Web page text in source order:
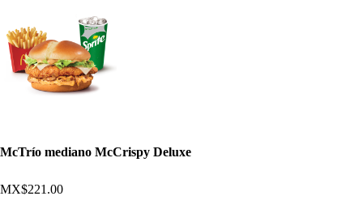
McTrío mediano McCrispy Deluxe
MX$221.00